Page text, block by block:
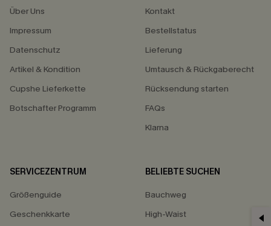
Über Uns
Impressum
Datenschutz
Artikel & Kondition
Cupshe Lieferkette
Botschafter Programm
Kontakt
Bestellstatus
Lieferung
Umtausch & Rückgaberecht
Rücksendung starten
FAQs
Klarna
SERVICEZENTRUM
Größenguide
Geschenkkarte
BELIEBTE SUCHEN
Bauchweg
High-Waist